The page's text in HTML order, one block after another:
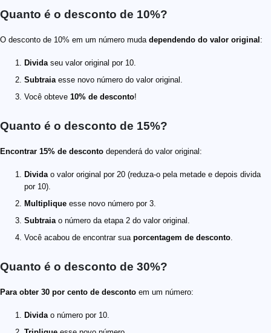
Quanto é o desconto de 10%?
O desconto de 10% em um número muda dependendo do valor original :
Dividaseu valor original por 10.
Subtraiaesse novo número do valor original.
Você obteve 10% de desconto!
Quanto é o desconto de 15%?
Encontrar 15% de desconto dependerá do valor original:
Dividao valor original por 20 (reduza-o pela metade e depois divida
por 10).
Multiplique esse novo número por 3.
Subtraiao número da etapa 2 do valor original.
Você acabou de encontrar sua porcentagem de desconto.
Quanto é o desconto de 30%?
Para obter 30 por cento de desconto em um número:
Dividao número por 10.